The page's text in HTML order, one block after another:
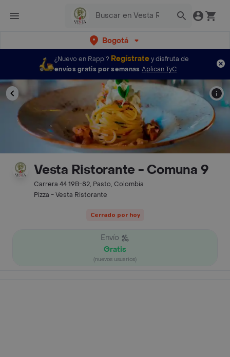
Bogotá
¿Nuevo en Rappi? Regístratey disfruta de
envíos gratis por semanas Aplican TyC
Vesta Ristorante - Comuna 9
Carrera 44 19B-82, Pasto, Colombia
Pizza - Vesta Ristorante
Cerrado por hoy
Envío
Gratis
(nuevos usuarios)